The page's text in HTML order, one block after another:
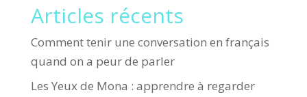
Articles récents
Comment tenir une conversation en français
quand on a peur de parler
Les Yeux de Mona : apprendre à regarder